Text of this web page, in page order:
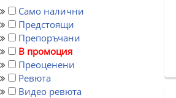
Само налични
Предстоящи
Препоръчани
В промоция
Преоценени
Ревюта
Видео ревюта